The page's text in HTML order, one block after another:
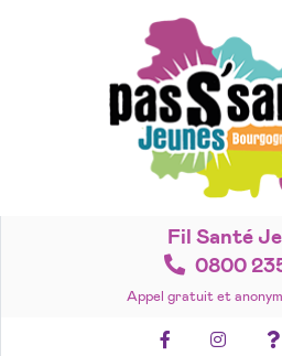
Fil Santé
0800
Appel gratuit et
Facebook